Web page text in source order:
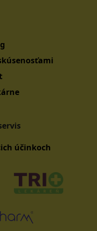
účinkoch